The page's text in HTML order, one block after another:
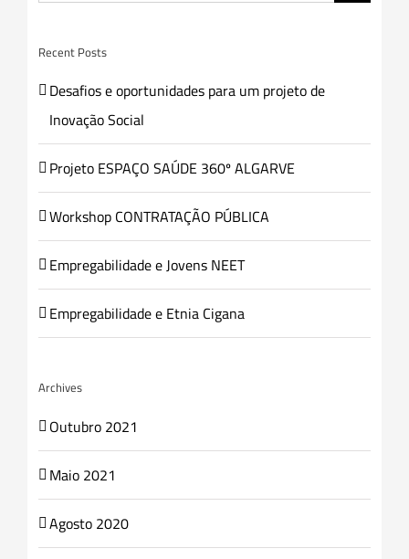
Recent Posts
Desafios e oportunidades para um projeto de
Inovação Social
Projeto ESPAÇO SAÚDE 360º ALGARVE
Workshop CONTRATAÇÃO PÚBLICA
Empregabilidade e Jovens NEET
Empregabilidade e Etnia Cigana
Archives
Outubro 2021
Maio 2021
Agosto 2020